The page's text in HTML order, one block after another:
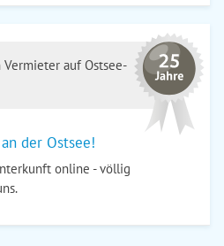
Vermieter auf Ostsee-
der Ostsee!
online - völlig